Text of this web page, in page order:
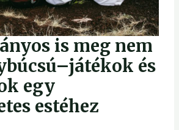
is meg nem
és
egy
estéhez